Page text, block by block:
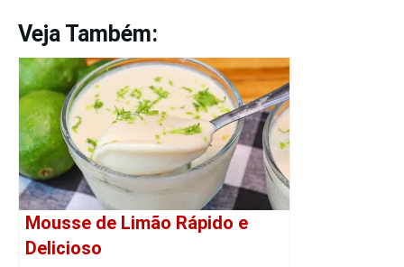
Veja Também:
Mousse de Limão Rápido e
Delicioso